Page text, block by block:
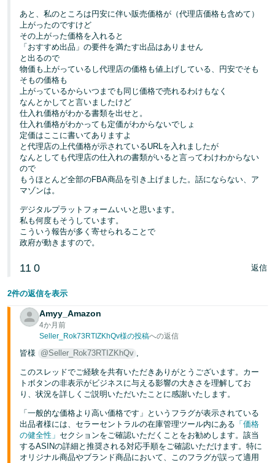
あと、私のところは円安に伴い販売価格が（代理店価格も含めて）
上がったのですけど
その上がった価格を入れると
「おすすめ出品」の要件を満たす出品はありません
と出るので
物価も上がっているし代理店の価格も値上げしている、円安でそも
そもの価格も
上がっているからいつまでも同じ価格で売れるわけもなく
なんとかしてと言いましたけど
仕入れ価格がわかる書類を出せと。
仕入れ価格がわかっても定価がわからないでしょ
定価はここに書いてありますよ
と代理店の上代価格が示されているURLを入れましたが
なんとしても代理店の仕入れの書類がいると言ってわけわからない
ので
もうほとんど全部のFBA商品を引き上げました。話にならない、ア
マゾンは。
デジタルプラットフォームいいと思います。
私も何度もそうしています。
こういう報告が多く寄せられることで
政府が動きますので。
11 0 返信
2件の返信を表示
Amyy_Amazon
4か月前
Seller_Rok73RTIZKhQv様の投稿への返信
皆様 @Seller_Rok73RTIZKhQv ,
このスレッドでご経験を共有いただきありがとうございます。カー
トボタンの非表示がビジネスに与える影響の大きさを理解してお
り、状況を詳しくご説明いただいたことに感謝いたします。
「一般的な価格より高い価格です」というフラグが表示されている
出品者様には、セラーセントラルの在庫管理ツール内にある 「価格
の健全性」 セクションをご確認いただくことをお勧めします。該当
するASINの詳細と推奨される対応手順をご確認いただけます。特に
オリジナル商品やブランド商品において、このフラグが誤って適用